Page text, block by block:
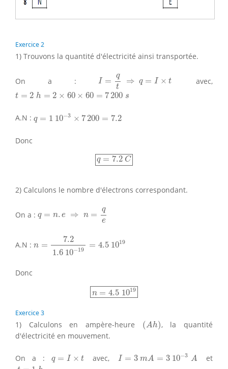
Exercice 2
1) Trouvons la quantité d'électricité ainsi transportée.
On a :I =
q
t
⇒ q = I × t
⇒
avec,
t = 2 h = 2 × 60 × 60 = 7 200 s
t h =2 60 × 60=7 200
A.N : q = 1 10−3 × 7 200 = 7.2
10− 3× 200= 7.2
Donc
q = 7.2 C
q=7.2C
2) Calculons le nombre d'électrons correspondant.
On a : q = n. e ⇒ n =
q
e
A.N : n =
7.2
1.6 10−19 = 4.5 1019
1.6 10
Donc
n = 4.5 1019
n=4.51019
Exercice 3
1) Calculons en ampère-heure (Ah)
(Ah
, la quantité
d'électricité en mouvement.
On a :q = I × t
q ×t avec, I = 3 mA = 3 10−3 A
I= m 3 − 3A et
t h